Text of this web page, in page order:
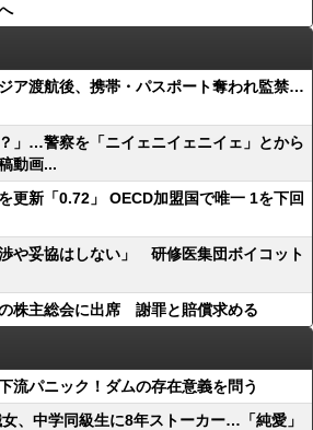
ア渡航後、携帯・パスポート奪われ監禁…
」…警察を「ニイェニイェニイェ」とから
動画...
更新「0.72」 OECD加盟国で唯一 1を下回
や妥協はしない」 研修医集団ボイコット
株主総会に出席 謝罪と賠償求める
流パニック！ダムの存在意義を問う
女、中学同級生に8年ストーカー…「純愛」